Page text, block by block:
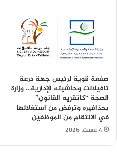
صفعة قوية لرئيس جهة درعة
تافيلالت وحاشيته الإدارية… وزارة
الصحة “كاتقريه القانون”
بحذافيره وترفض من استغلالها
في الانتقام من الموظفين
4 غشت، 2026